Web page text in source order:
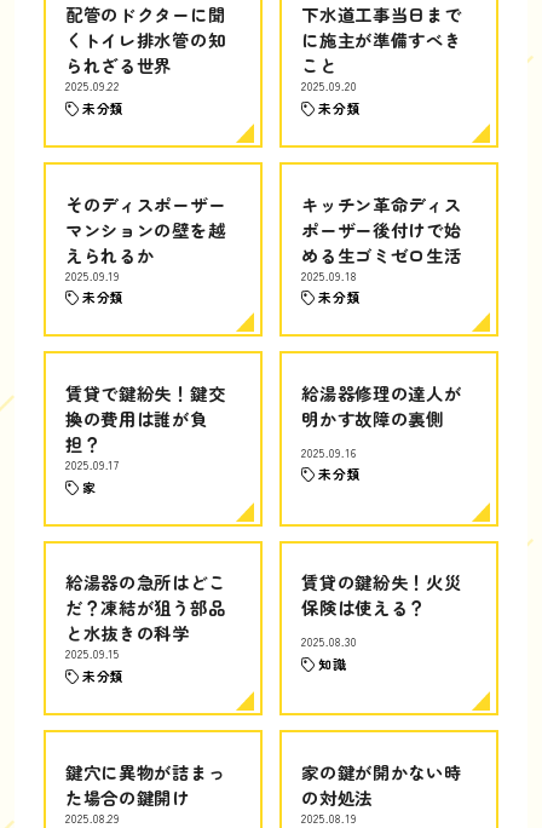
配管のドクターに聞
くトイレ排水管の知
られざる世界
2025.09.22
未分類
下水道工事当日まで
に施主が準備すべき
こと
2025.09.20
未分類
そのディスポーザー
マンションの壁を越
えられるか
2025.09.19
未分類
キッチン革命ディス
ポーザー後付けで始
める生ゴミゼロ生活
2025.09.18
未分類
賃貸で鍵紛失！鍵交
換の費用は誰が負
担？
2025.09.17
家
給湯器修理の達人が
明かす故障の裏側
2025.09.16
未分類
給湯器の急所はどこ
だ？凍結が狙う部品
と水抜きの科学
2025.09.15
未分類
賃貸の鍵紛失！火災
保険は使える？
2025.08.30
知識
鍵穴に異物が詰まっ
た場合の鍵開け
2025.08.29
家の鍵が開かない時
の対処法
2025.08.19